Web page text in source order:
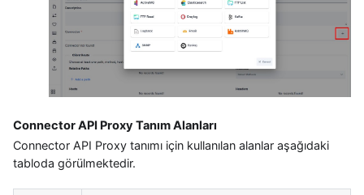
Connector API Proxy Tanım Alanları
Connector API Proxy tanımı için kullanılan alanlar aşağıdaki
tabloda görülmektedir.